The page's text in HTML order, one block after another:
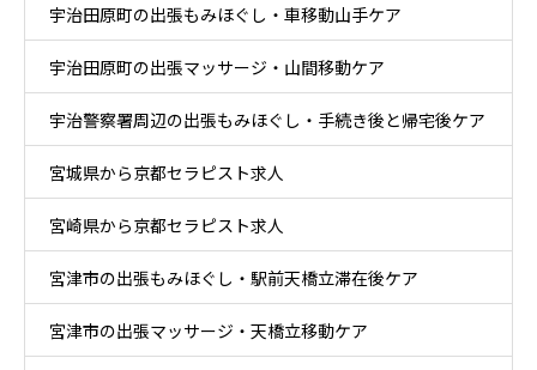
ケア
宇治田原町の出張もみほぐし・車移動山手ケア
宇治田原町の出張マッサージ・山間移動ケア
宇治警察署周辺の出張もみほぐし・手続き後と帰宅後ケア
宮城県から京都セラピスト求人
宮崎県から京都セラピスト求人
宮津市の出張もみほぐし・駅前天橋立滞在後ケア
宮津市の出張マッサージ・天橋立移動ケア